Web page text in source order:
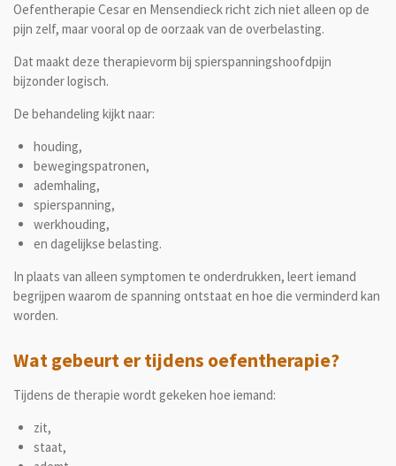
Oefentherapie Cesar en Mensendieck richt zich niet alleen op de
pijn zelf, maar vooral op de oorzaak van de overbelasting.
Dat maakt deze therapievorm bij spierspanningshoofdpijn
bijzonder logisch.
De behandeling kijkt naar:
houding,
bewegingspatronen,
ademhaling,
spierspanning,
werkhouding,
en dagelijkse belasting.
In plaats van alleen symptomen te onderdrukken, leert iemand
begrijpen waarom de spanning ontstaat en hoe die verminderd kan
worden.
Wat gebeurt er tijdens oefentherapie?
Tijdens de therapie wordt gekeken hoe iemand:
zit,
staat,